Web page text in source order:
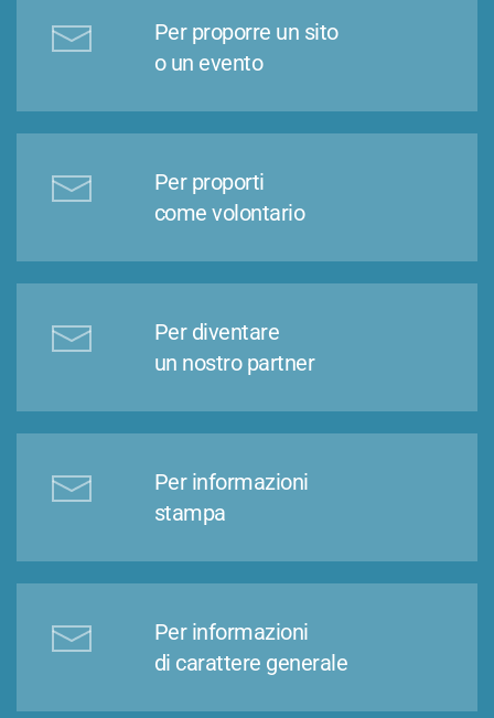
Per proporre un sito
o un evento
Per proporti
come volontario
Per diventare
un nostro partner
Per informazioni
stampa
Per informazioni
di carattere generale